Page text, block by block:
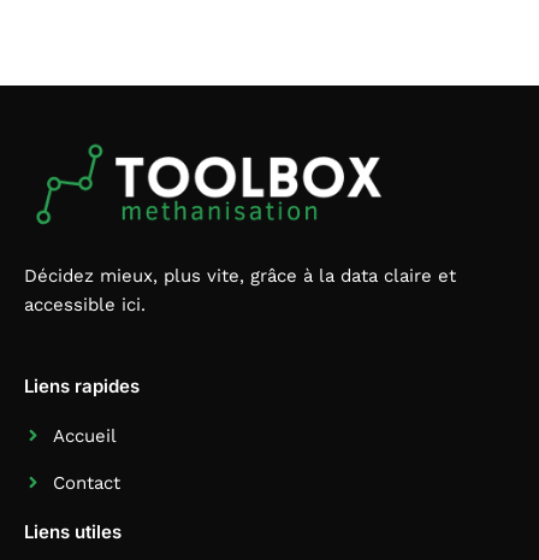
Décidez mieux, plus vite, grâce à la data claire et
accessible ici.
Liens rapides
Accueil
Contact
Liens utiles